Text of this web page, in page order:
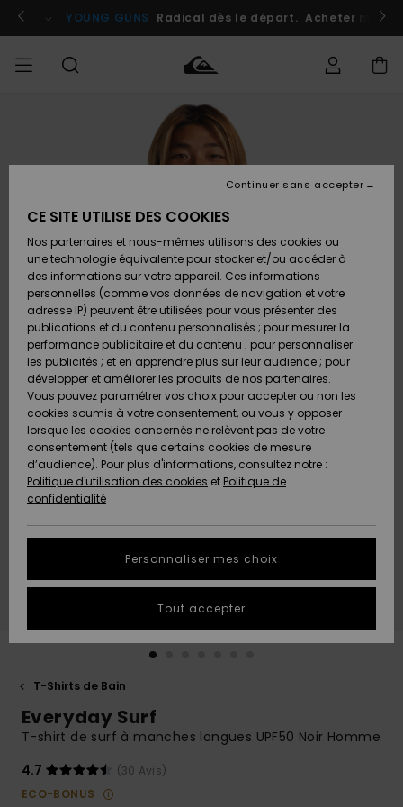
l'information
le
Se connecter / s'inscrire
YOUNG GUNS Radical dès le départ. Acheter
Vêtements
Chaussures
& Tongs
Surf
Snow
Nouveautés
A
Découvrir
Vêtements
Chaussures
& Tongs
Surf
Snow
Nouveautés
A
Découvrir
FEMME
Shop
A
Découvrir
Snow
SURF
Surf
Shop
Homme
Surf
Shop
Enfant
Highlights
Communauté
SNOW
Snow
Shop
Homme
Snow
Shop
Enfant
Snow
Shop
Femme
A
Découvrir
Communauté
OUTLET
Outlet
Homme
Enfant
Outlet
Femme
AIDE &
CONTACT
Accéder à
commande
Retours
Paiement
Carte
Cadeau
Quiksilver
Freedom
Protection
des
tailles
conversation
plus rapide
à votre
Démarrer
MAGASINS
QUIKSILVER
T-Shirts de Bain
Everyday Surf
T-shirt de surf à manches longues UPF50 Noir Homme
4.7
(30 Avis)
ECO-BONUS
CE SITE UTILISE DES COOKIES
Nos partenaires et nous-mêmes utilisons des cookies ou
une technologie équivalente pour stocker et/ou accéder à
des informations sur votre appareil. Ces informations
personnelles (comme vos données de navigation et votre
adresse IP) peuvent être utilisées pour vous présenter des
publications et du contenu personnalisés ; pour mesurer la
performance publicitaire et du contenu ; pour personnaliser
les publicités ; et en apprendre plus sur leur audience ; pour
développer et améliorer les produits de nos partenaires.
Vous pouvez paramétrer vos choix pour accepter ou non les
cookies soumis à votre consentement, ou vous y opposer
lorsque les cookies concernés ne relèvent pas de votre
consentement (tels que certains cookies de mesure
d’audience). Pour plus d'informations, consultez notre :
Politique d'utilisation des cookies et Politique de
confidentialité
Personnaliser mes choix
Continuer sans accepter
Tout accepter